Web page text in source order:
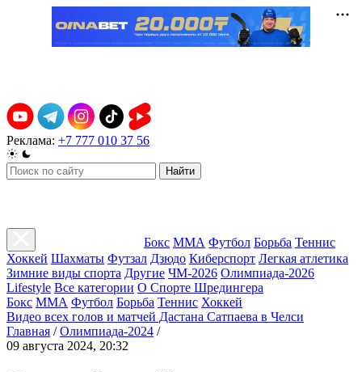
Реклама: +7 777 010 37 56
Найти
Бокс ММА Футбол Борьба Теннис
Хоккей Шахматы Футзал Дзюдо Киберспорт Легкая атлетика
Зимние виды спорта Другие ЧМ-2026 Олимпиада-2026
Lifestyle Все категории О Спорте Шредингера
Бокс ММА Футбол Борьба Теннис Хоккей
Видео всех голов и матчей Дастана Сатпаева в Челси
Главная / Олимпиада-2024 /
09 августа 2024, 20:32